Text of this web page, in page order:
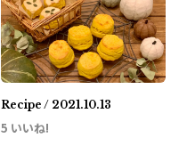
Recipe / 2021.10.13
5 いいね!